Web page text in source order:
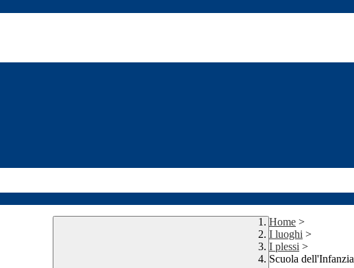
Home >
I luoghi >
I plessi >
Scuola